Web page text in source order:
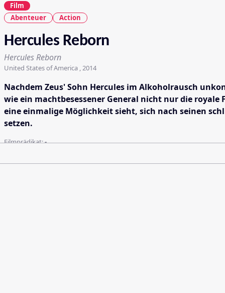
Film
Abenteuer
Action
Hercules Reborn
Hercules Reborn
United States of America , 2014
Nachdem Zeus' Sohn Hercules im Alkoholrausch
wie ein machtbesessener General nicht nur die
eine einmalige Möglichkeit sieht, sich nach seinen
setzen.
Filmprädikat:-